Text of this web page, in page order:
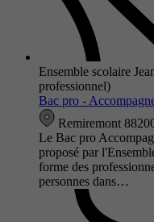
Ensemble scolaire
professionnel)
Bac pro -
Remiremont
Le Bac pro
proposé par
forme des
personnes dans…